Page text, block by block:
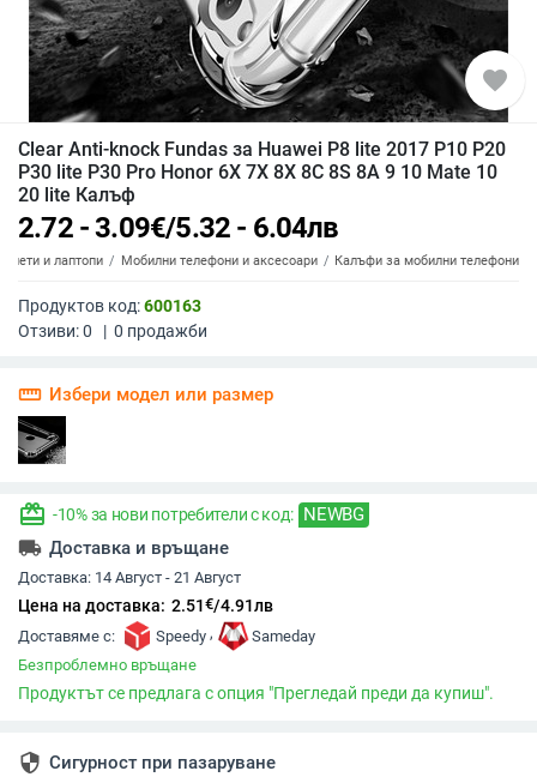
favorite
Clear Anti-knock Fundas за Huawei P8 lite 2017 P10 P20
P30 lite P30 Pro Honor 6X 7X 8X 8C 8S 8A 9 10 Mate 10
20 lite Калъф
2.72 - 3.09€/5.32 - 6.04лв
и лаптопи Мобилни телефони и аксесоари Калъфи за мобилни телефони
Продуктов код:600163
Отзиви:0 | 0 продажби
straighten Избери модел или размер
redeem -10% за нови потребители с код: NEWBG
local_shipping Доставка и връщане
Доставка: 14 Август - 21 Август
Цена на доставка: 2.51€/4.91лв
Доставяме с: Speedy ,
Sameday
Безпроблемно връщане
Продуктът се предлага с опция "Прегледай преди да купиш".
security Сигурност при пазаруване